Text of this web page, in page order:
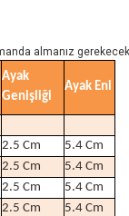
almanız
Ayak
Genişliği
Ayak Eni
2.5 Cm
5.4 Cm
2.5 Cm
5.4 Cm
2.5 Cm
5.4 Cm
2.5 Cm
5.4 Cm